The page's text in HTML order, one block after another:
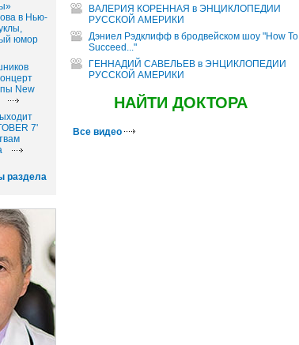
в Нью-
юмор
New
7'
раздела
ВАЛЕРИЯ КОРЕННАЯ в ЭНЦИКЛОПЕДИИ
РУССКОЙ АМЕРИКИ
Дэниел Рэдклифф в бродвейском шоу "How To
Succeed..."
ГЕННАДИЙ САВЕЛЬЕВ в ЭНЦИКЛОПЕДИИ
РУССКОЙ АМЕРИКИ
НАЙТИ ДОКТОРА
Все видео